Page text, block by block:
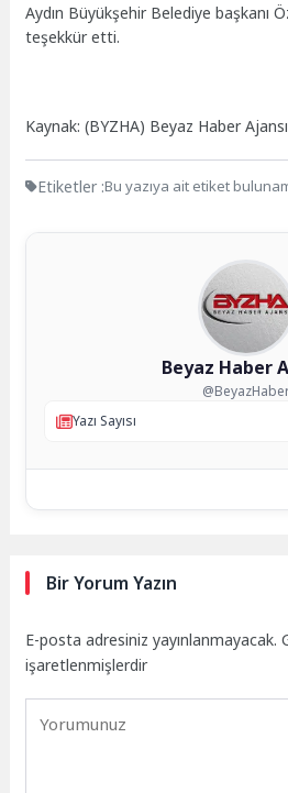
Aydın Büyükşehir Belediye başkanı
teşekkür etti.
Kaynak: (BYZHA) Beyaz Haber Ajansı
Etiketler :Bu yazıya ait etiket
Beyaz Haber
Yazı Sayısı
Bir Yorum Yazın
E-posta adresiniz yayınlanmayacak.
işaretlenmişlerdir